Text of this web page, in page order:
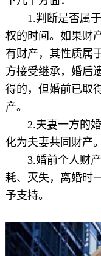
1.判断是否属于
权的时间。如果财
有财产，其性质属
方接受继承，婚后
得的，但婚前已取
产。
2.夫妻一方的婚
化为夫妻共同财产
3.婚前个人财产
耗、灭失，离婚时
予支持。